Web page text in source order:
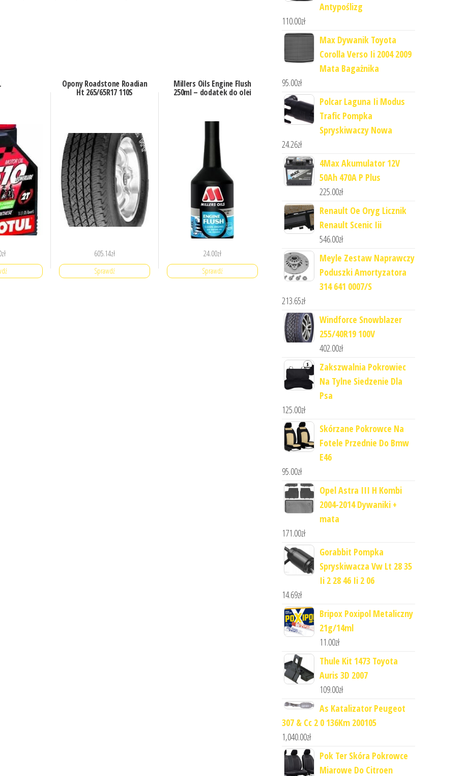
zł
Opony Roadstone Roadian
Ht 265/65R17 110S
605.14zł
Sprawdź
Millers Oils Engine Flush
250ml – dodatek do olei
24.00zł
Sprawdź
Antypoślizg
110.00zł
Max Dywanik Toyota
Corolla Verso Ii 2004 2009
Mata Bagażnika
95.00zł
Polcar Laguna Ii Modus
Trafic Pompka
Spryskiwaczy Nowa
24.26zł
4Max Akumulator 12V
50Ah 470A P Plus
225.00zł
Renault Oe Oryg Licznik
Renault Scenic Iii
546.00zł
Meyle Zestaw Naprawczy
Poduszki Amortyzatora
314 641 0007/S
213.65zł
Windforce Snowblazer
255/40R19 100V
402.00zł
Zakszwalnia Pokrowiec
Na Tylne Siedzenie Dla
Psa
125.00zł
Skórzane Pokrowce Na
Fotele Przednie Do Bmw
E46
95.00zł
Opel Astra III H Kombi
2004-2014 Dywaniki +
mata
171.00zł
Gorabbit Pompka
Spryskiwacza Vw Lt 28 35
Ii 2 28 46 Ii 2 06
14.69zł
Bripox Poxipol Metaliczny
21g/14ml
11.00zł
Thule Kit 1473 Toyota
Auris 3D 2007
109.00zł
As Katalizator Peugeot
307 & Cc 2 0 136Km 200105
1,040.00zł
Pok Ter Skóra Pokrowce
Miarowe Do Citroen